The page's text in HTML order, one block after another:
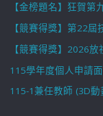
【金榜題名】狂賀
【競賽得獎】第22
【競賽得獎】2026
115學年度個人申請
115-1兼任教師 (3D